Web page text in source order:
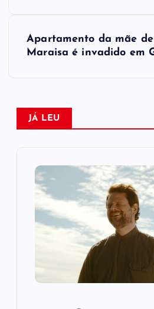
a
ç
Apartamento da mãe
Maraisa é invadido em
JÁ LEU